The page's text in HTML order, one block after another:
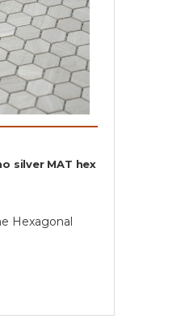
silver MAT hex
Hexagonal